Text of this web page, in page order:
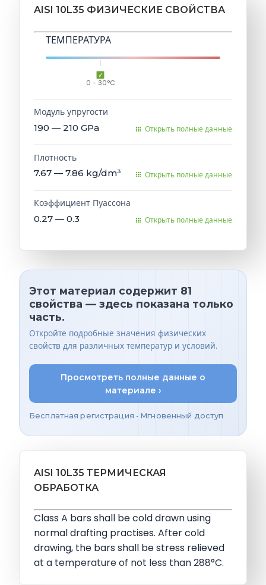
AISI 10L35 ФИЗИЧЕСКИЕ СВОЙСТВА
ТЕМПЕРАТУРА
0 - 30°C
Модуль упругости
190 — 210 GPa Открыть полные данные
Плотность
7.67 — 7.86 kg/dm³ Открыть полные данные
Коэффициент Пуассона
0.27 — 0.3 Открыть полные данные
Этот материал содержит 81
свойства — здесь показана только
часть.
Откройте подробные значения физических
свойств для различных температур и условий.
Просмотреть полные данные о
материале ›
Бесплатная регистрация • Мгновенный доступ
AISI 10L35 ТЕРМИЧЕСКАЯ
ОБРАБОТКА
Class A bars shall be cold drawn using
normal drafting practises. After cold
drawing, the bars shall be stress relieved
at a temperature of not less than 288°C.